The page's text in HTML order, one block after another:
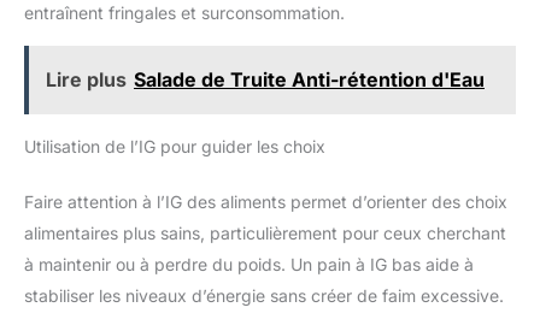
entraînent fringales et surconsommation.
Lire plus Salade de Truite Anti-rétention d'Eau
Utilisation de l’IG pour guider les choix
Faire attention à l’IG des aliments permet d’orienter des choix
alimentaires plus sains, particulièrement pour ceux cherchant
à maintenir ou à perdre du poids. Un pain à IG bas aide à
stabiliser les niveaux d’énergie sans créer de faim excessive.